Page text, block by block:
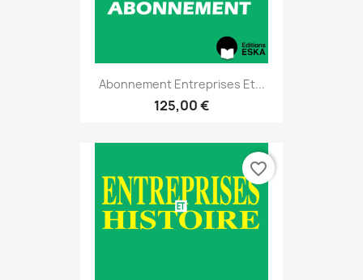
Abonnement Entreprises Et...
125,00 €
favorite_border